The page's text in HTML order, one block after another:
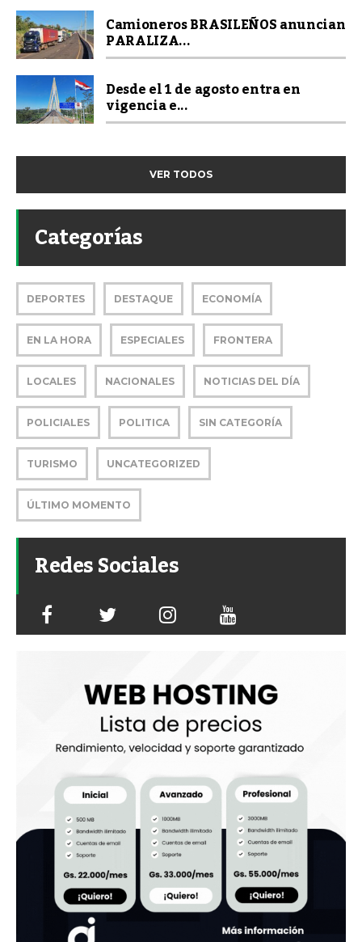
Camioneros BRASILEÑOS anuncian
PARALIZA...
Desde el 1 de agosto entra en
vigencia e...
VER TODOS
Categorías
DEPORTES DESTAQUE ECONOMÍA
EN LA HORA ESPECIALES FRONTERA
LOCALES NACIONALES NOTICIAS DEL DÍA
POLICIALES POLITICA SIN CATEGORÍA
TURISMO UNCATEGORIZED
ÚLTIMO MOMENTO
Redes Sociales